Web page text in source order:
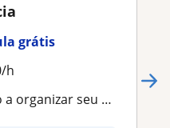
grátis
h
e fazer as lições de casa